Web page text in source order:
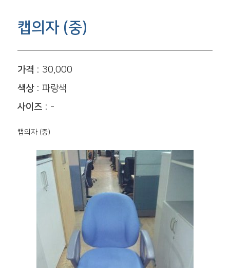
캡의자 (중)
가격 : 30,000
색상 : 파랑색
사이즈 : -
캡의자 (중)